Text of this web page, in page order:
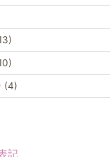
(4)
記